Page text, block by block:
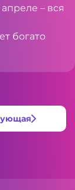
– вся
богато